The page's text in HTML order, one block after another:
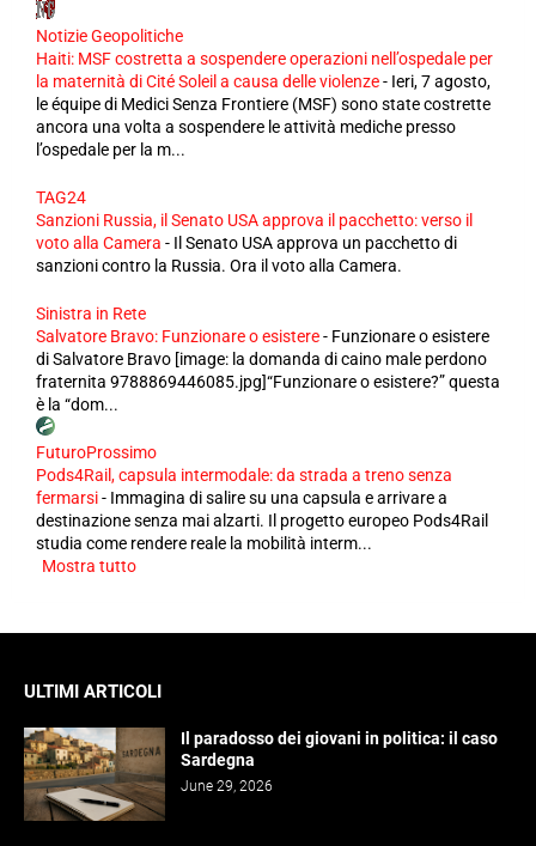
Notizie Geopolitiche
Haiti: MSF costretta a sospendere operazioni nell’ospedale per
la maternità di Cité Soleil a causa delle violenze- Ieri, 7 agosto,
le équipe di Medici Senza Frontiere (MSF) sono state costrette
ancora una volta a sospendere le attività mediche presso
l’ospedale per la m...
TAG24
Sanzioni Russia, il Senato USA approva il pacchetto: verso il
voto alla Camera - Il Senato USA approva un pacchetto di
sanzioni contro la Russia. Ora il voto alla Camera.
Sinistra in Rete
Salvatore Bravo: Funzionare o esistere- Funzionare o esistere
di Salvatore Bravo [image: la domanda di caino male perdono
fraternita 9788869446085.jpg]“Funzionare o esistere?” questa
è la “dom...
FuturoProssimo
Pods4Rail, capsula intermodale: da strada a treno senza
fermarsi- Immagina di salire su una capsula e arrivare a
destinazione senza mai alzarti. Il progetto europeo Pods4Rail
studia come rendere reale la mobilità interm...
Mostra tutto
ULTIMI ARTICOLI
Il paradosso dei giovani in politica: il caso
Sardegna
June 29, 2026